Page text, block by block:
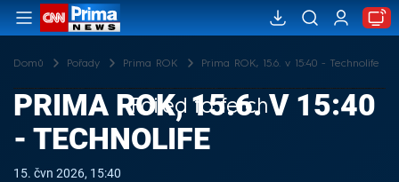
Domů Pořady Prima ROK Prima ROK, 15.6. v 15:40 - Technolife
Failed to fetch
PRIMA ROK, 15.6. V 15:40
- TECHNOLIFE
15. čvn 2026, 15:40